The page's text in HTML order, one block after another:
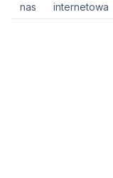
nas
internetowa